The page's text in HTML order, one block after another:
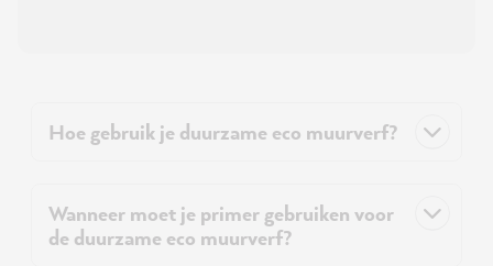
Hoe gebruik je duurzame eco muurverf?
Wanneer moet je primer gebruiken voor
de duurzame eco muurverf?